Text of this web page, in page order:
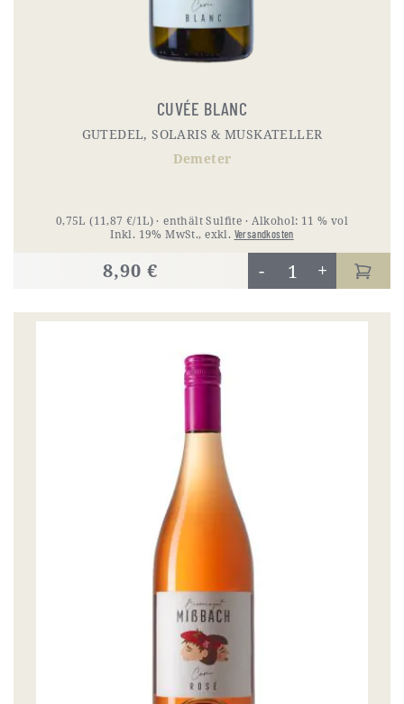
CUVÉE BLANC
GUTEDEL, SOLARIS & MUSKATELLER
Demeter
0,75L (11,87 €/1L) enthält Sulfite Alkohol: 11 % vol
8,90 €
Inkl. 19% MwSt.,exkl. Versandkosten
- +